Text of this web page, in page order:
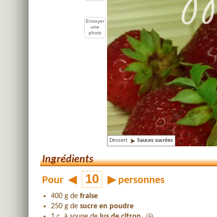
Envoyer
une
photo
Dessert Sauces sucrées
Ingrédients
Pour ◀ ▶ personnes
400 g de fraise
250 g de sucre en poudre